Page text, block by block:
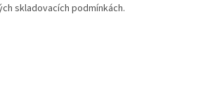
skladovacích podmínkách.